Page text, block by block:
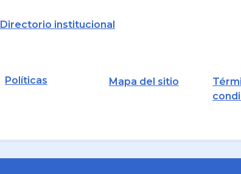
Directorio institucional
Políticas Mapa del sitio